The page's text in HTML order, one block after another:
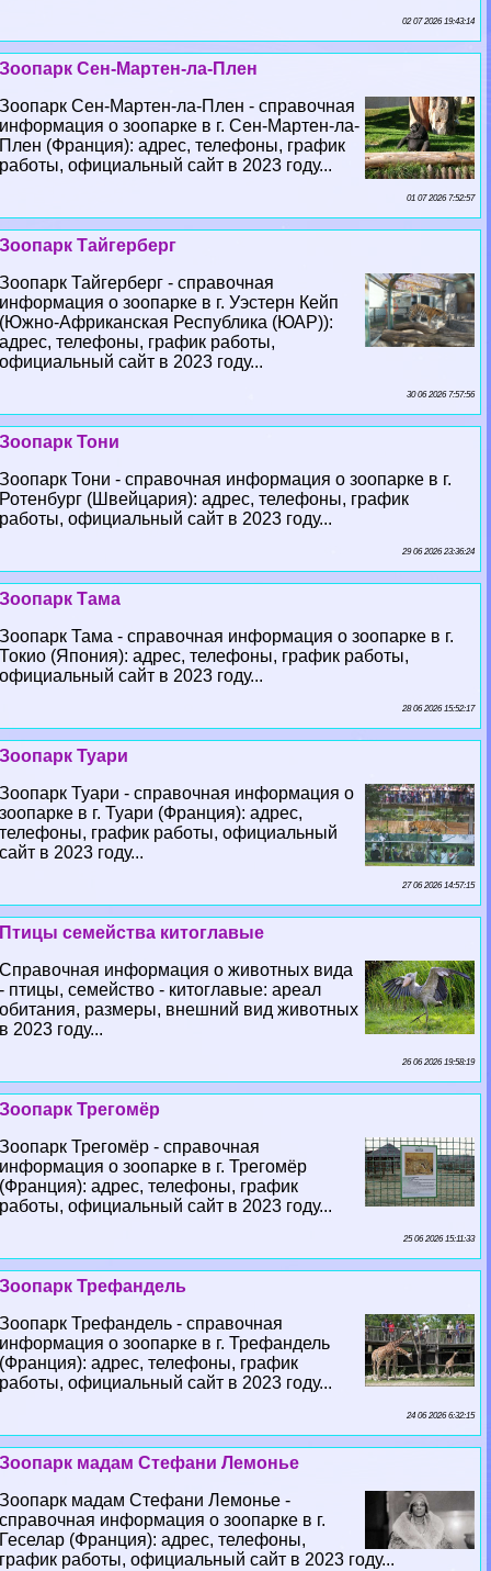
02 07 2026 19:43:14
Зоопарк Сен-Мартен-ла-Плен
Зоопарк Сен-Мартен-ла-Плен - справочная
информация о зоопарке в г. Сен-Мартен-ла-
Плен (Франция): адрес, телефоны, график
работы, официальный сайт в 2023 году...
01 07 2026 7:52:57
Зоопарк Тайгерберг
Зоопарк Тайгерберг - справочная
информация о зоопарке в г. Уэстерн Кейп
(Южно-Африканская Республика (ЮАР)):
адрес, телефоны, график работы,
официальный сайт в 2023 году...
30 06 2026 7:57:56
Зоопарк Тони
Зоопарк Тони - справочная информация о зоопарке в г.
Ротенбург (Швейцария): адрес, телефоны, график
работы, официальный сайт в 2023 году...
29 06 2026 23:36:24
Зоопарк Тама
Зоопарк Тама - справочная информация о зоопарке в г.
Токио (Япония): адрес, телефоны, график работы,
официальный сайт в 2023 году...
28 06 2026 15:52:17
Зоопарк Туари
Зоопарк Туари - справочная информация о
зоопарке в г. Туари (Франция): адрес,
телефоны, график работы, официальный
сайт в 2023 году...
27 06 2026 14:57:15
Птицы семейства китоглавые
Справочная информация о животных вида
- птицы, семейство - китоглавые: ареал
обитания, размеры, внешний вид животных
в 2023 году...
26 06 2026 19:58:19
Зоопарк Трегомёр
Зоопарк Трегомёр - справочная
информация о зоопарке в г. Трегомёр
(Франция): адрес, телефоны, график
работы, официальный сайт в 2023 году...
25 06 2026 15:11:33
Зоопарк Трефандель
Зоопарк Трефандель - справочная
информация о зоопарке в г. Трефандель
(Франция): адрес, телефоны, график
работы, официальный сайт в 2023 году...
24 06 2026 6:32:15
Зоопарк мадам Стефани Лемонье
Зоопарк мадам Стефани Лемонье -
справочная информация о зоопарке в г.
Геселар (Франция): адрес, телефоны,
график работы, официальный сайт в 2023 году...